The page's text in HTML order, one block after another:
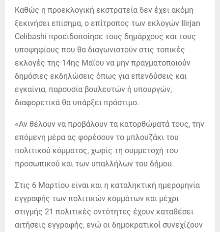
Καθώς η προεκλογική εκστρατεία δεν έχει ακόμη
ξεκινήσει επίσημα, ο επίτροπος των εκλογών Ilirjan
Celibashi προειδοποίησε τους δημάρχους και τους
υποψηφίους που θα διαγωνιστούν στις τοπικές
εκλογές της 14ης Μαΐου να μην πραγματοποιούν
δημόσιες εκδηλώσεις όπως για επενδύσεις και
εγκαίνια, παρουσία βουλευτών ή υπουργών,
διαφορετικά θα υπάρξει πρόστιμο.
«Αν θέλουν να προβάλουν τα κατορθώματά τους, την
επόμενη μέρα ας φορέσουν το μπλουζάκι του
πολιτικού κόμματος, χωρίς τη συμμετοχή του
προσωπικού και των υπαλλήλων του δήμου.
Στις 6 Μαρτίου είναι και η καταληκτική ημερομηνία
εγγραφής των πολιτικών κομμάτων και μέχρι
στιγμής 21 πολιτικές οντότητες έχουν καταθέσει
αιτήσεις εγγραφής, ενώ οι δημοκρατικοί συνεχίζουν